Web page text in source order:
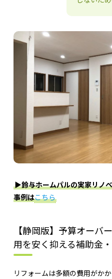
▶︎鈴与ホームパルの実家リノ
事例はこちら
【静岡版】予算オーバ
用を安く抑える補助金
リフォームは多額の費用がか